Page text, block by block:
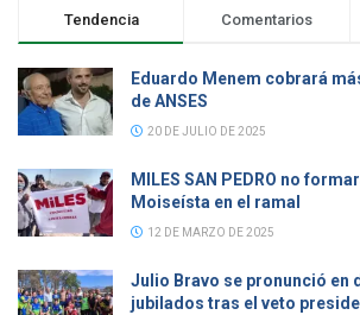
Tendencia Comentarios
Eduardo Menem cobrará
de ANSES
20 DE JULIO DE 2025
MILES SAN PEDRO no
Moiseísta en el ramal
12 DE MARZO DE 2025
Julio Bravo se pronunció en
jubilados tras el veto